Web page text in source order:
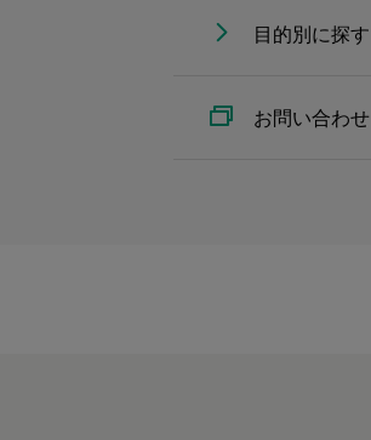
目的別に探す
お問い合わせ